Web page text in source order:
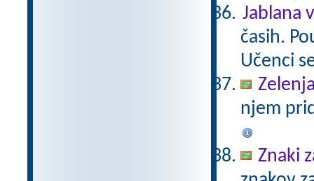
Jablana
časih.
Učenci
njem
Znaki